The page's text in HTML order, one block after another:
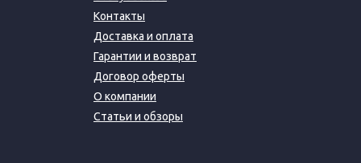
Контакты
Доставка и оплата
Гарантии и возврат
Договор оферты
О компании
Статьи и обзоры